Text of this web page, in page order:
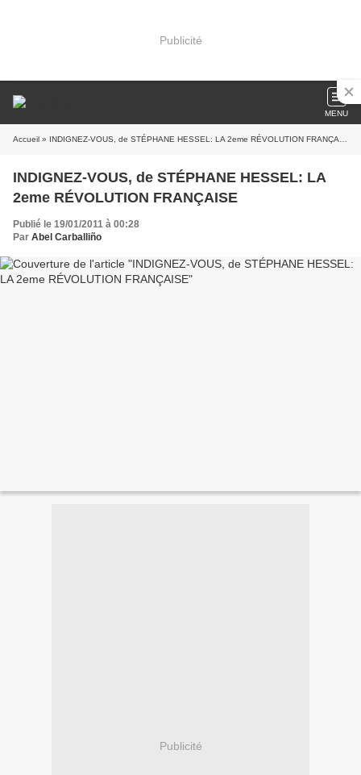
Publicité
MENU
Accueil » INDIGNEZ-VOUS, de STÉPHANE HESSEL: LA 2eme RÉVOLUTION FRANÇAISE
INDIGNEZ-VOUS, de STÉPHANE HESSEL: LA
2eme RÉVOLUTION FRANÇAISE
Publié le 19/01/2011 à 00:28
Par Abel Carballiño
Publicité